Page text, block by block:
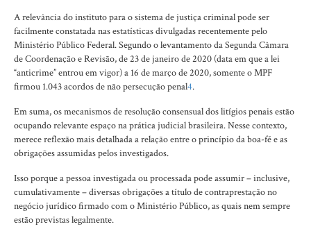
A relevância do instituto para o sistema de justiça criminal pode ser
facilmente constatada nas estatísticas divulgadas recentemente pelo
Ministério Público Federal. Segundo o levantamento da Segunda Câmara
de Coordenação e Revisão, de 23 de janeiro de 2020 (data em que a lei
“anticrime” entrou em vigor) a 16 de março de 2020, somente o MPF
firmou 1.043 acordos de não persecução penal4.
Em suma, os mecanismos de resolução consensual dos litígios penais estão
ocupando relevante espaço na prática judicial brasileira. Nesse contexto,
merece reflexão mais detalhada a relação entre o princípio da boa-fé e as
obrigações assumidas pelos investigados.
Isso porque a pessoa investigada ou processada pode assumir – inclusive,
cumulativamente – diversas obrigações a título de contraprestação no
negócio jurídico firmado com o Ministério Público, as quais nem sempre
estão previstas legalmente.